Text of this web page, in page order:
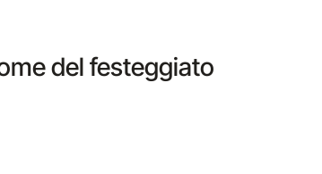
del festeggiato